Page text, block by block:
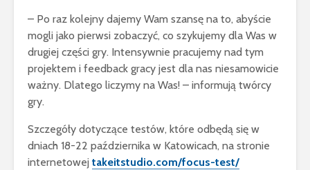
– Po raz kolejny dajemy Wam szansę na to, abyście
mogli jako pierwsi zobaczyć, co szykujemy dla Was w
drugiej części gry. Intensywnie pracujemy nad tym
projektem i feedback gracy jest dla nas niesamowicie
ważny. Dlatego liczymy na Was! – informują twórcy
gry.
Szczegóły dotyczące testów, które odbędą się w
dniach 18-22 października w Katowicach, na stronie
internetowej takeitstudio.com/focus-test/